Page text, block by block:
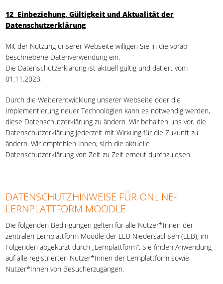
12 Einbeziehung, Gültigkeit und Aktualität der
Datenschutzerklärung
Mit der Nutzung unserer Webseite willigen Sie in die vorab
beschriebene Datenverwendung ein.
Die Datenschutzerklärung ist aktuell gültig und datiert vom
01.11.2023.
Durch die Weiterentwicklung unserer Webseite oder die
Implementierung neuer Technologien kann es notwendig werden,
diese Datenschutzerklärung zu ändern. Wir behalten uns vor, die
Datenschutzerklärung jederzeit mit Wirkung für die Zukunft zu
ändern. Wir empfehlen Ihnen, sich die aktuelle
Datenschutzerklärung von Zeit zu Zeit erneut durchzulesen.
DATENSCHUTZHINWEISE FÜR ONLINE-
LERNPLATTFORM MOODLE
Die folgenden Bedingungen gelten für alle Nutzer*Innen der
zentralen Lernplattform Moodle der LEB Niedersachsen (LEB), im
Folgenden abgekürzt durch „Lernplattform“. Sie finden Anwendung
auf alle registrierten Nutzer*Innen der Lernplattform sowie
Nutzer*Innen von Besucherzugängen.